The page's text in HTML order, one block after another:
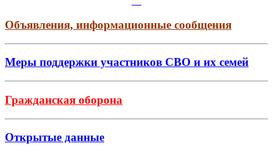
Объявления, информационные сообщения
Меры поддержки участников СВО и их семей
Гражданская оборона
Открытые данные